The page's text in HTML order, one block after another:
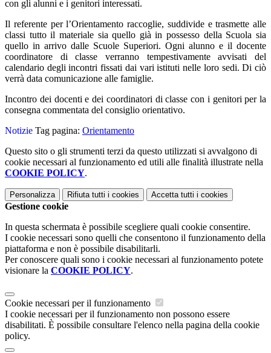
con gli alunni e i genitori interessati.
Il referente per l’Orientamento raccoglie, suddivide e trasmette alle
classi tutto il materiale sia quello già in possesso della Scuola sia
quello in arrivo dalle Scuole Superiori. Ogni alunno e il docente
coordinatore di classe verranno tempestivamente avvisati del
calendario degli incontri fissati dai vari istituti nelle loro sedi. Di ciò
verrà data comunicazione alle famiglie.
Incontro dei docenti e dei coordinatori di classe con i genitori per la
consegna commentata del consiglio orientativo.
Notizie Tag pagina: Orientamento
Questo sito o gli strumenti terzi da questo utilizzati si avvalgono di
cookie necessari al funzionamento ed utili alle finalità illustrate nella
COOKIE POLICY.
Personalizza Rifiuta tutti i cookies Accetta tutti i cookies
Gestione cookie
In questa schermata è possibile scegliere quali cookie consentire.
I cookie necessari sono quelli che consentono il funzionamento della
piattaforma e non è possibile disabilitarli.
Per conoscere quali sono i cookie necessari al funzionamento potete
visionare la COOKIE POLICY.
Cookie necessari per il funzionamento
I cookie necessari per il funzionamento non possono essere
disabilitati. È possibile consultare l'elenco nella pagina della cookie
policy.